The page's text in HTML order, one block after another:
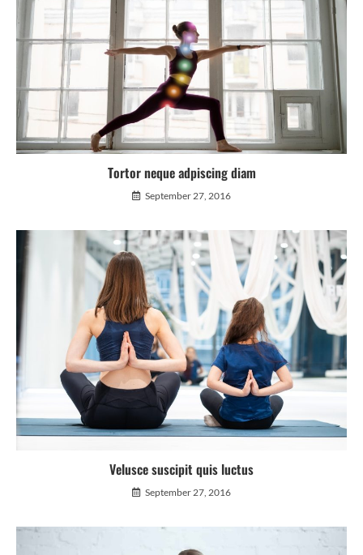
Tortor neque adpiscing diam
September 27, 2016
Velusce suscipit quis luctus
September 27, 2016